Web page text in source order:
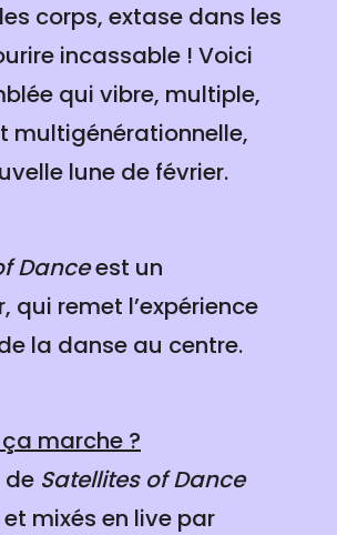
corps, extase dans les
incassable ! Voici
qui vibre, multiple,
multigénérationnelle,
lune de février.
Danceest un
qui remet l’expérience
la danse au centre.
marche ?
de Satellites of Dance
mixés en live par